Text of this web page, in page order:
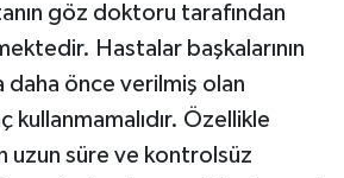
göz doktoru tarafından
Hastalar başkalarının
daha önce verilmiş olan
Özellikle
uzun süre ve kontrolsüz